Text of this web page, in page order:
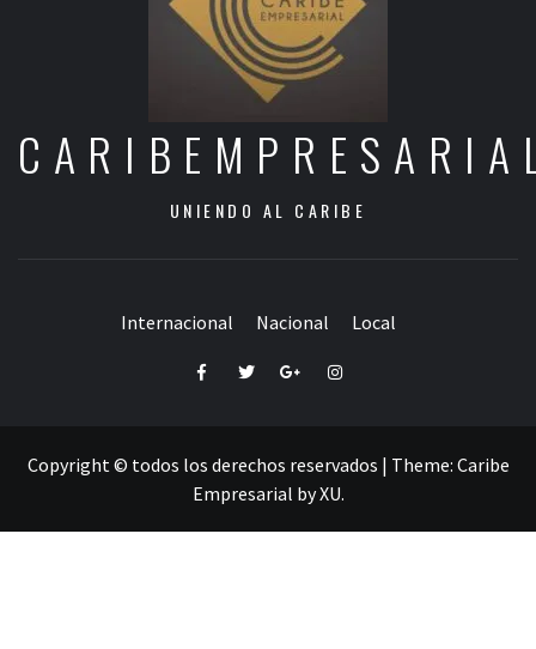
UNIENDO AL CARIBE
Internacional Nacional Local
FacebookTwitterGoogle+Instagram
Copyright © todos los derechos reservados | Theme: Caribe
Empresarial byXU.